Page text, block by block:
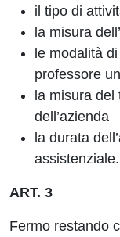
il tipo di
la misura
le modalità
professore
la misura
dell’azienda
la durata
assistenziale.
ART. 3
Fermo restando